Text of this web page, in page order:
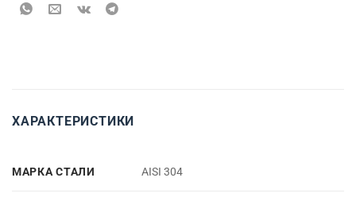
ХАРАКТЕРИСТИКИ
МАРКА СТАЛИ AISI 304